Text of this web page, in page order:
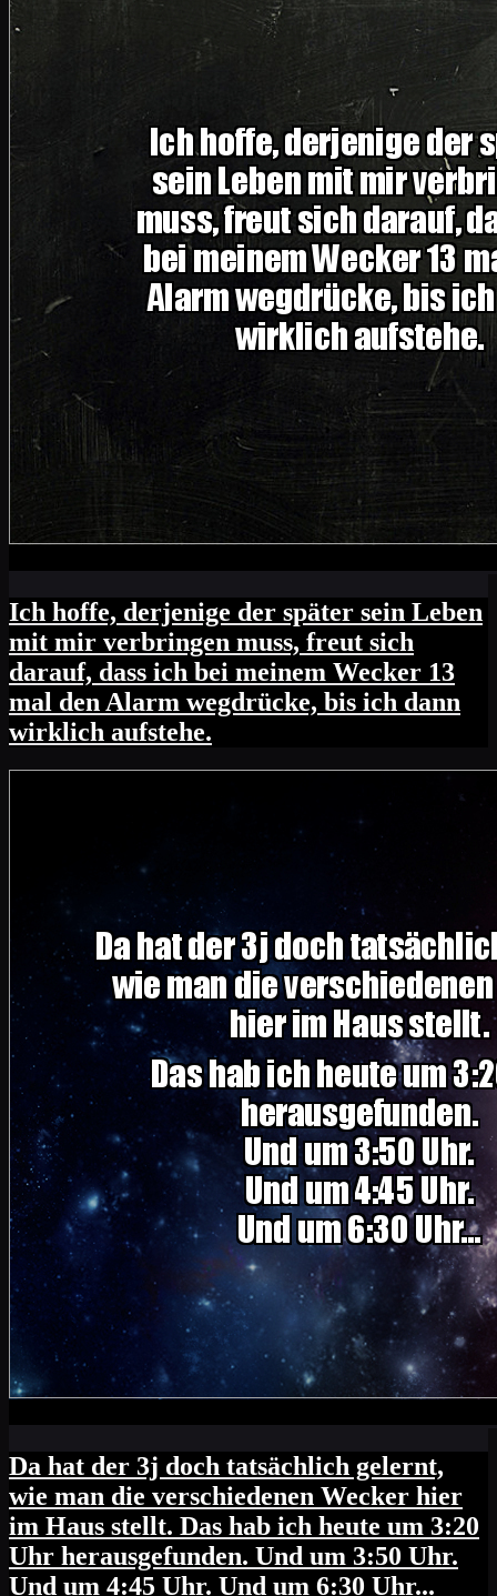
Ich hoffe, derjenige der später sein Leben
mit mir verbringen muss, freut sich
darauf, dass ich bei meinem Wecker 13
mal den Alarm wegdrücke, bis ich dann
wirklich aufstehe.
Da hat der 3j doch tatsächlich gelernt,
wie man die verschiedenen Wecker hier
im Haus stellt. Das hab ich heute um 3:20
Uhr herausgefunden. Und um 3:50 Uhr.
Und um 4:45 Uhr. Und um 6:30 Uhr...